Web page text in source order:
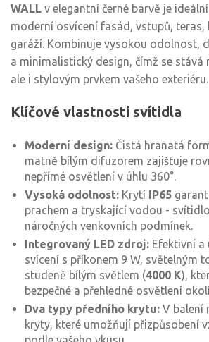
WALL v elegantní černé barvě je
moderní osvícení fasád, vstupů, teras,
garáží. Kombinuje vysokou odolnost,
a minimalistický design, čímž se stává
ale i stylovým prvkem vašeho exteriéru.
Klíčové vlastnosti svítidla
Moderní design: Čistá hranatá
matně bílým difuzorem zajišťuje
nepřímé osvětlení v úhlu 360°.
Vysoká odolnost: Krytí IP65
prachem a tryskající vodou -
náročných venkovních podmínek.
Integrovaný LED zdroj: Efektivní a
svícení s příkonem 9 W, světelným
studeně bílým světlem (4000 K),
bezpečné a přehledné osvětlení
Dva typy předního krytu: V balení
kryty, které umožňují přizpůsobení